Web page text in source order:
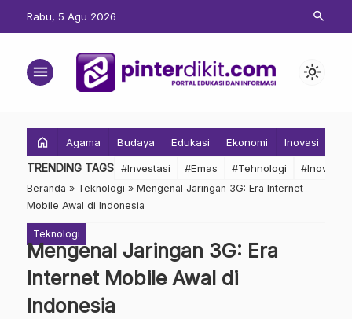
Rabu, 5 Agu 2026 search
menu light_mode
home Agama Budaya Edukasi Ekonomi Inovasi
TRENDING TAGS #Investasi #Emas #Tehnologi #Inovasi
Beranda » Teknologi » Mengenal Jaringan 3G: Era Internet
Mobile Awal di Indonesia
Teknologi
Mengenal Jaringan 3G: Era
Internet Mobile Awal di
Indonesia